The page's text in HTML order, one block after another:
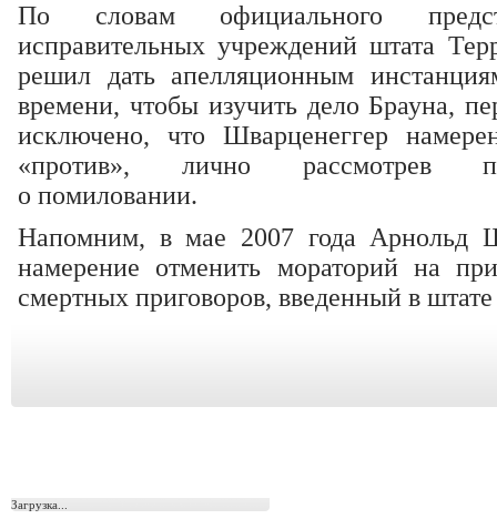
По словам официального
исправительных учреждений штата
решил дать апелляционным
времени, чтобы изучить дело Брауна,
исключено, что Шварценеггер
«против», лично рассмотрев
о помиловании.
Напомним, в мае 2007 года Арнольд
намерение отменить мораторий на
смертных приговоров, введенный в штате
Загрузка...